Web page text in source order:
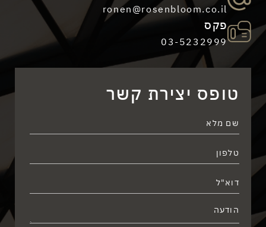
ronen@rosenbloom.co.il
פקס
03-5232999
טופס יצירת קשר